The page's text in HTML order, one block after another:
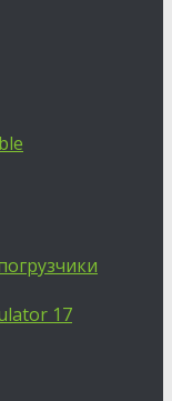
17